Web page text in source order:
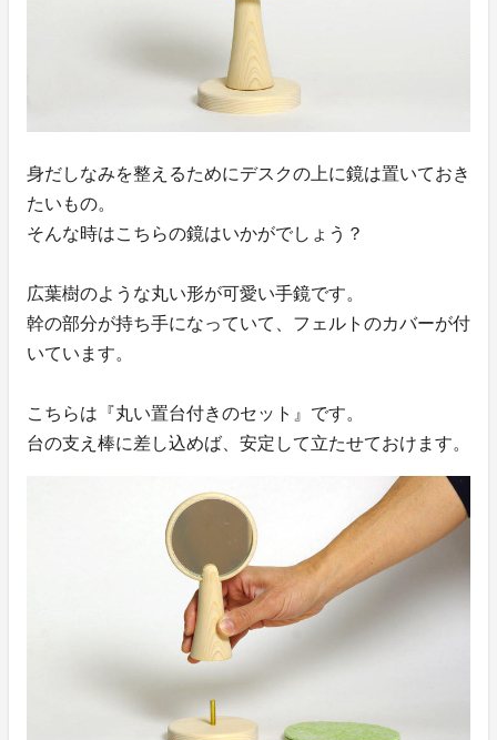
身だしなみを整えるためにデスクの上に鏡は置いておき
たいもの。
そんな時はこちらの鏡はいかがでしょう？
広葉樹のような丸い形が可愛い手鏡です。
幹の部分が持ち手になっていて、フェルトのカバーが付
いています。
こちらは『丸い置台付きのセット』です。
台の支え棒に差し込めば、安定して立たせておけます。